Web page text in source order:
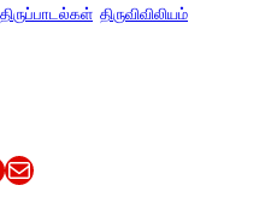
திருப்பாடல்கள் திருவிவிலியம்
Email this Article